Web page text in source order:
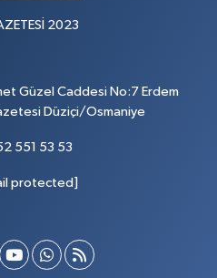
2023
Güzel Caddesi No:7 Erdem
Düziçi/Osmaniye
551 53 53
protected]